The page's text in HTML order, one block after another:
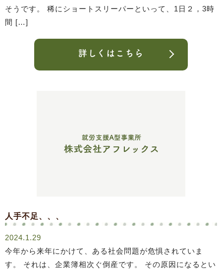
そうです。 稀にショートスリーパーといって、1日２，3時
間 […]
詳しくはこちら
人手不足、、、
2024.1.29
今年から来年にかけて、ある社会問題が危惧されていま
す。 それは、企業簿相次ぐ倒産です。 その原因になるとい